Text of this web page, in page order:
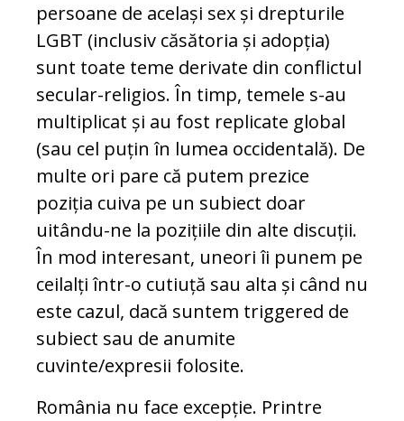
persoane de același sex și drepturile
LGBT (inclusiv căsătoria și adopția)
sunt toate teme derivate din conflictul
secular-religios. În timp, temele s-au
multiplicat și au fost replicate global
(sau cel puțin în lumea occidentală). De
multe ori pare că putem prezice
poziția cuiva pe un subiect doar
uitându-ne la pozițiile din alte discuții.
În mod interesant, uneori îi punem pe
ceilalți într-o cutiuță sau alta și când nu
este cazul, dacă suntem triggered de
subiect sau de anumite
cuvinte/expresii folosite.
România nu face excepție. Printre